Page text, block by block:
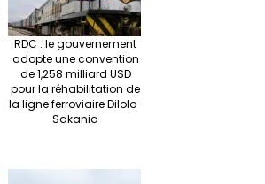
RDC : le gouvernement
adopte une convention
de 1,258 milliard USD
pour la réhabilitation de
la ligne ferroviaire Dilolo-
Sakania